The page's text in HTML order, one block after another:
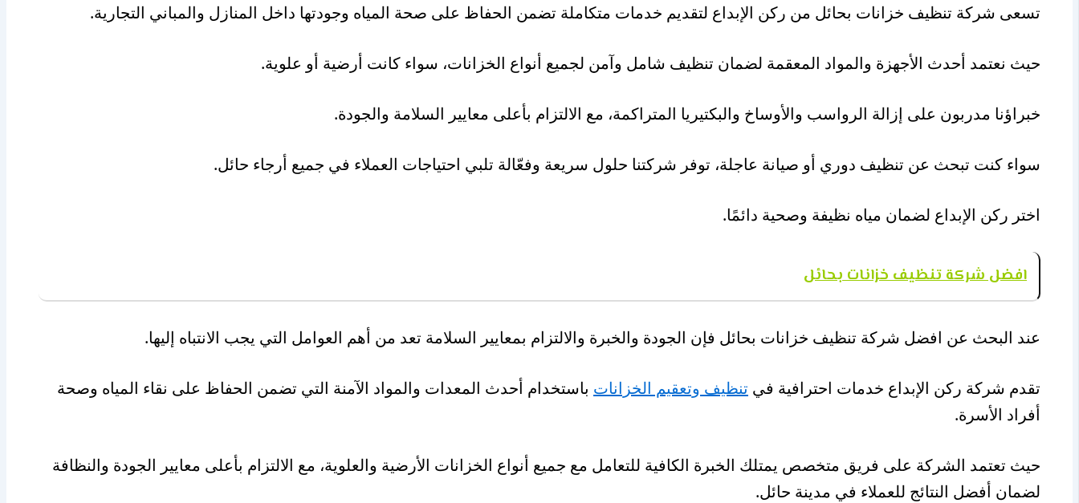
تسعى شركة تنظيف خزانات بحائل من ركن الإبداع لتقديم خدمات متكاملة تضمن الحفاظ على صحة المياه وجودتها داخل المنازل والمباني التجارية.
حيث نعتمد أحدث الأجهزة والمواد المعقمة لضمان تنظيف شامل وآمن لجميع أنواع الخزانات، سواء كانت أرضية أو علوية.
خبراؤنا مدربون على إزالة الرواسب والأوساخ والبكتيريا المتراكمة، مع الالتزام بأعلى معايير السلامة والجودة.
سواء كنت تبحث عن تنظيف دوري أو صيانة عاجلة، توفر شركتنا حلول سريعة وفعّالة تلبي احتياجات العملاء في جميع أرجاء حائل.
اختر ركن الإبداع لضمان مياه نظيفة وصحية دائمًا.
افضل شركة تنظيف خزانات بحائل
عند البحث عن افضل شركة تنظيف خزانات بحائل فإن الجودة والخبرة والالتزام بمعايير السلامة تعد من أهم العوامل التي يجب الانتباه إليها.
تقدم شركة ركن الإبداع خدمات احترافية في تنظيف وتعقيم الخزانات باستخدام أحدث المعدات والمواد الآمنة التي تضمن الحفاظ على نقاء المياه وصحة
أفراد الأسرة.
حيث تعتمد الشركة على فريق متخصص يمتلك الخبرة الكافية للتعامل مع جميع أنواع الخزانات الأرضية والعلوية، مع الالتزام بأعلى معايير الجودة والنظافة
لضمان أفضل النتائج للعملاء في مدينة حائل.